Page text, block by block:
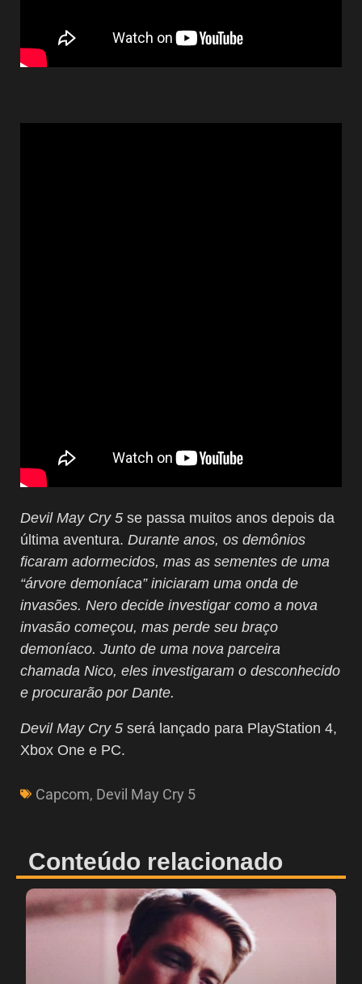
Devil May Cry 5 se passa muitos anos depois da
última aventura. Durante anos, os demônios
ficaram adormecidos, mas as sementes de uma
“árvore demoníaca” iniciaram uma onda de
invasões. Nero decide investigar como a nova
invasão começou, mas perde seu braço
demoníaco. Junto de uma nova parceira
chamada Nico, eles investigaram o desconhecido
e procurarão por Dante.
Devil May Cry 5 será lançado para PlayStation 4,
Xbox One e PC.
Capcom, Devil May Cry 5
Conteúdo relacionado